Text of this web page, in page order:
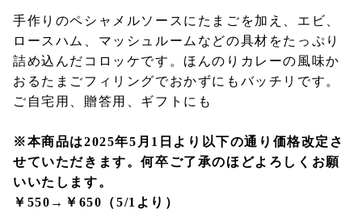
手作りのペシャメルソースにたまごを加え、エビ、
ロースハム、マッシュルームなどの具材をたっぷり
詰め込んだコロッケです。ほんのりカレーの風味か
おるたまごフィリングでおかずにもバッチリです。
ご自宅用、贈答用、ギフトにも
※本商品は2025年5月1日より以下の通り価格改定さ
せていただきます。何卒ご了承のほどよろしくお願
いいたします。
￥550→￥650（5/1より）